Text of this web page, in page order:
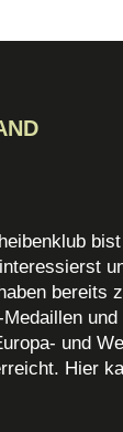
bereits
und
Hier